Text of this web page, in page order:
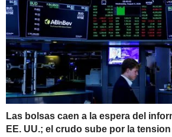
Las bolsas caen a la espera del
EE. UU.; el crudo sube por la